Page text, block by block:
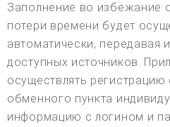
Заполнение во избежание
потери времени будет
автоматически, передавая
доступных источников.
осуществлять регистрацию
обменного пункта
информацию с логином и